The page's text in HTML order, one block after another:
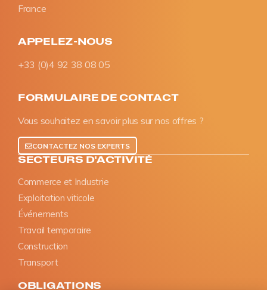
France
APPELEZ-NOUS
+33 (0)4 92 38 08 05
FORMULAIRE DE CONTACT
Vous souhaitez en savoir plus sur nos offres ?
CONTACTEZ NOS EXPERTS
SECTEURS D'ACTIVITÉ
Commerce et Industrie
Exploitation viticole
Événements
Travail temporaire
Construction
Transport
OBLIGATIONS